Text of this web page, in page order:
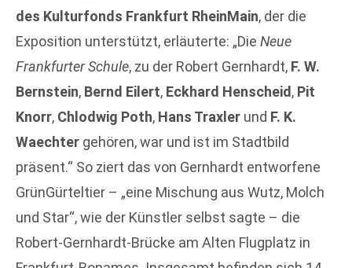
des Kulturfonds Frankfurt RheinMain, der die
Exposition unterstützt, erläuterte: „Die Neue
Frankfurter Schule, zu der Robert Gernhardt, F. W.
Bernstein, Bernd Eilert, Eckhard Henscheid, Pit
Knorr, Chlodwig Poth, Hans Traxler und F. K.
Waechter gehören, war und ist im Stadtbild
präsent.“ So ziert das von Gernhardt entworfene
GrünGürteltier – „eine Mischung aus Wutz, Molch
und Star“, wie der Künstler selbst sagte – die
Robert-Gernhardt-Brücke am Alten Flugplatz in